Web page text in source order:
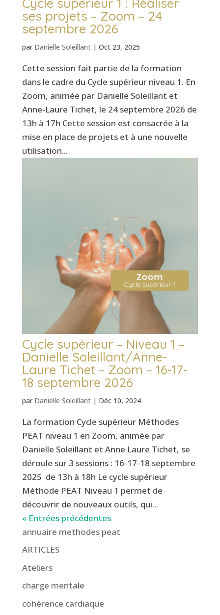
Cycle supérieur 1 : Réaliser
ses projets – Zoom – 24
septembre 2026
par Danielle Soleillant| Oct 23, 2025
Cette session fait partie de la formation
dans le cadre du Cycle supérieur niveau 1. En
Zoom, animée par Danielle Soleillant et
Anne-Laure Tichet, le 24 septembre 2026 de
13h à 17h Cette session est consacrée à la
mise en place de projets et à une nouvelle
utilisation...
Cycle supérieur – Niveau 1 –
Danielle Soleillant/Anne-
Laure Tichet – Zoom – 16-17-
18 septembre 2026
par Danielle Soleillant| Déc 10, 2024
La formation Cycle supérieur Méthodes
PEAT niveau 1 en Zoom, animée par
Danielle Soleillant et Anne Laure Tichet, se
déroule sur 3 sessions : 16-17-18 septembre
2025 de 13h à 18h Le cycle supérieur
Méthode PEAT Niveau 1 permet de
découvrir de nouveaux outils, qui...
« Entrées précédentes
annuaire methodes peat
ARTICLES
Ateliers
charge mentale
cohérence cardiaque